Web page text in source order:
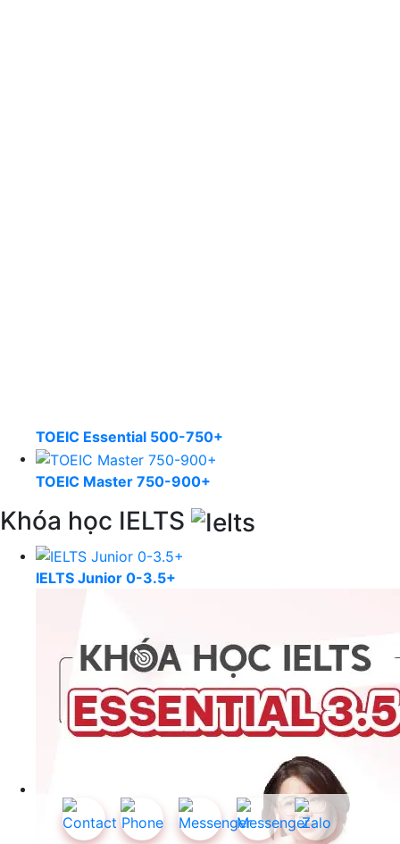
TOEIC Essential 500-750+
TOEIC Master 750-900+
Khóa học IELTS
IELTS Junior 0-3.5+